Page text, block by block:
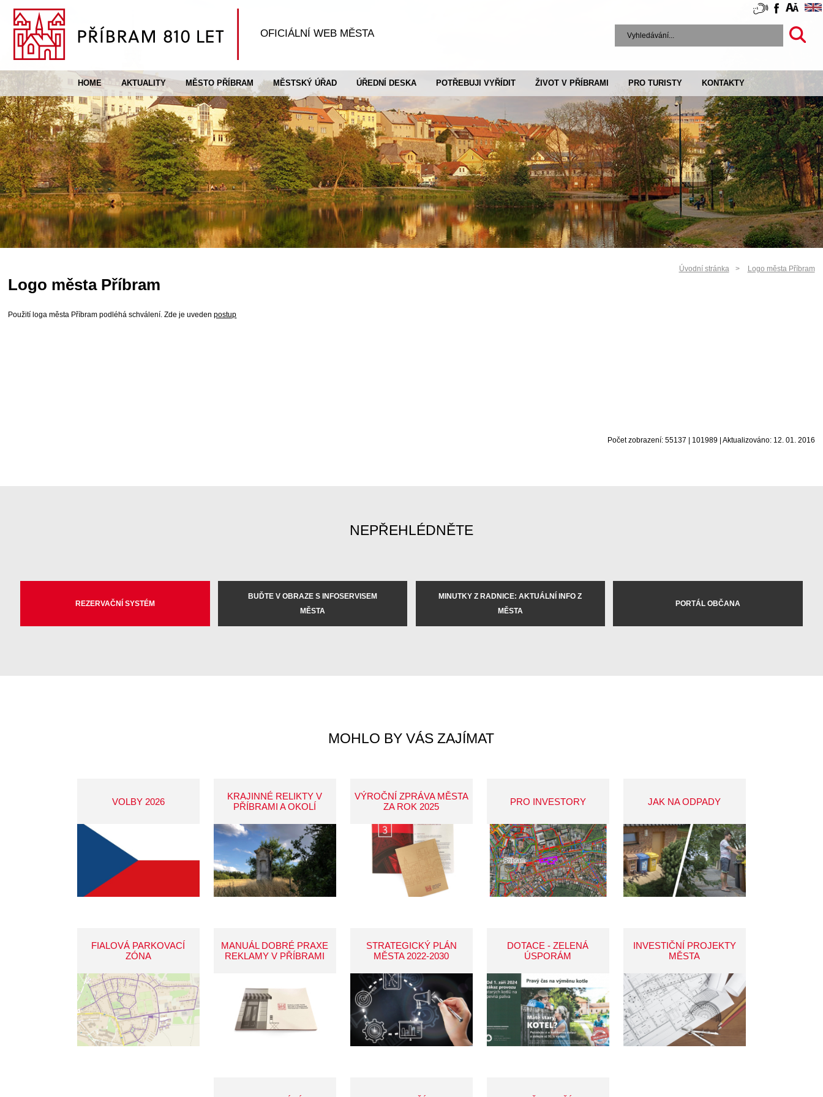
OFICIÁLNÍ WEB MĚSTA
HOME AKTUALITY MĚSTO PŘÍBRAM MĚSTSKÝ ÚŘAD ÚŘEDNÍ DESKA POTŘEBUJI VYŘÍDIT ŽIVOT V PŘÍBRAMI PRO TURISTY KONTAKTY
Úvodní stránka Logo města Příbram
Logo města Příbram
Použití loga města Příbram podléhá schválení. Zde je uvedenpostup
Počet zobrazení: 55137 | 101989 | Aktualizováno: 12. 01. 2016
NEPŘEHLÉDNĚTE
REZERVAČNÍ SYSTÉM
BUĎTE V OBRAZE S INFOSERVISEM
MĚSTA
MINUTKY Z RADNICE: AKTUÁLNÍ INFO Z
MĚSTA
PORTÁL OBČANA
MOHLO BY VÁS ZAJÍMAT
VOLBY 2026
KRAJINNÉ RELIKTY V
PŘÍBRAMI A OKOLÍ
VÝROČNÍ ZPRÁVA MĚSTA
ZA ROK 2025
PRO INVESTORY JAK NA ODPADY
FIALOVÁ PARKOVACÍ
ZÓNA
MANUÁL DOBRÉ PRAXE
REKLAMY V PŘÍBRAMI
STRATEGICKÝ PLÁN
MĚSTA 2022-2030
DOTACE - ZELENÁ
ÚSPORÁM
INVESTIČNÍ PROJEKTY
MĚSTA